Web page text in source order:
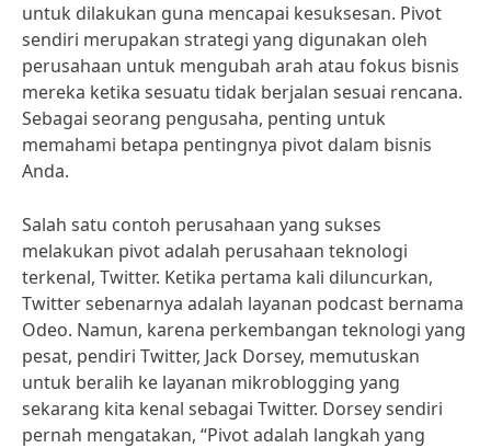
untuk dilakukan guna mencapai kesuksesan. Pivot
sendiri merupakan strategi yang digunakan oleh
perusahaan untuk mengubah arah atau fokus bisnis
mereka ketika sesuatu tidak berjalan sesuai rencana.
Sebagai seorang pengusaha, penting untuk
memahami betapa pentingnya pivot dalam bisnis
Anda.
Salah satu contoh perusahaan yang sukses
melakukan pivot adalah perusahaan teknologi
terkenal, Twitter. Ketika pertama kali diluncurkan,
Twitter sebenarnya adalah layanan podcast bernama
Odeo. Namun, karena perkembangan teknologi yang
pesat, pendiri Twitter, Jack Dorsey, memutuskan
untuk beralih ke layanan mikroblogging yang
sekarang kita kenal sebagai Twitter. Dorsey sendiri
pernah mengatakan, “Pivot adalah langkah yang